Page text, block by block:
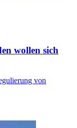
wollen sich
von